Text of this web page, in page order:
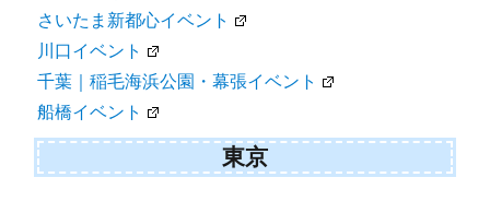
さいたま新都心イベント
川口イベント
千葉｜稲毛海浜公園・幕張イベント
船橋イベント
東京